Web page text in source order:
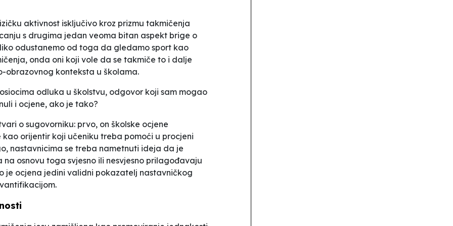
aktivnost isključivo kroz prizmu takmičenja
s drugima jedan veoma bitan aspekt brige o
odustanemo od toga da gledamo sport kao
onda oni koji vole da se takmiče to i dalje
konteksta u školama.
odluka u školstvu, odgovor koji sam mogao
i ocjene, ako je tako?
o sugovorniku: prvo, on školske ocjene
orijentir koji učeniku treba pomoći u procjeni
nastavnicima se treba nametnuti ideja da je
osnovu toga svjesno ili nesvjesno prilagođavaju
je ocjena jedini validni pokazatelj nastavničkog